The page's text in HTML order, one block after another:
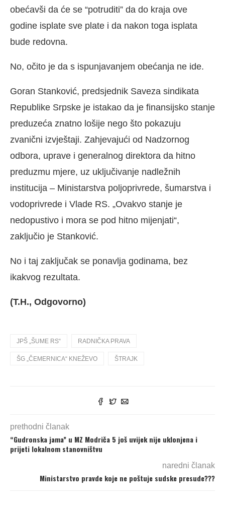
obećavši da će se “potruditi” da do kraja ove
godine isplate sve plate i da nakon toga isplata
bude redovna.
No, očito je da s ispunjavanjem obećanja ne ide.
Goran Stanković, predsjednik Saveza sindikata
Republike Srpske je istakao da je finansijsko stanje
preduzeća znatno lošije nego što pokazuju
zvanični izvještaji. Zahjevajući od Nadzornog
odbora, uprave i generalnog direktora da hitno
preduzmu mjere, uz uključivanje nadležnih
institucija – Ministarstva poljoprivrede, šumarstva i
vodoprivrede i Vlade RS. „Ovakvo stanje je
nedopustivo i mora se pod hitno mijenjati“,
zaključio je Stanković.
No i taj zaključak se ponavlja godinama, bez
ikakvog rezultata.
(T.H., Odgovorno)
JPŠ „ŠUME RS“ RADNIČKA PRAVA
ŠG „ČEMERNICA“ KNEŽEVO ŠTRAJK
prethodni članak
“Gudronska jama” u MZ Modriča 5 još uvijek nije uklonjena i
prijeti lokalnom stanovništvu
naredni članak
Ministarstvo pravde koje ne poštuje sudske presude???